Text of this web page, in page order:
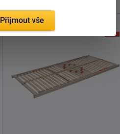
Přijmout vše